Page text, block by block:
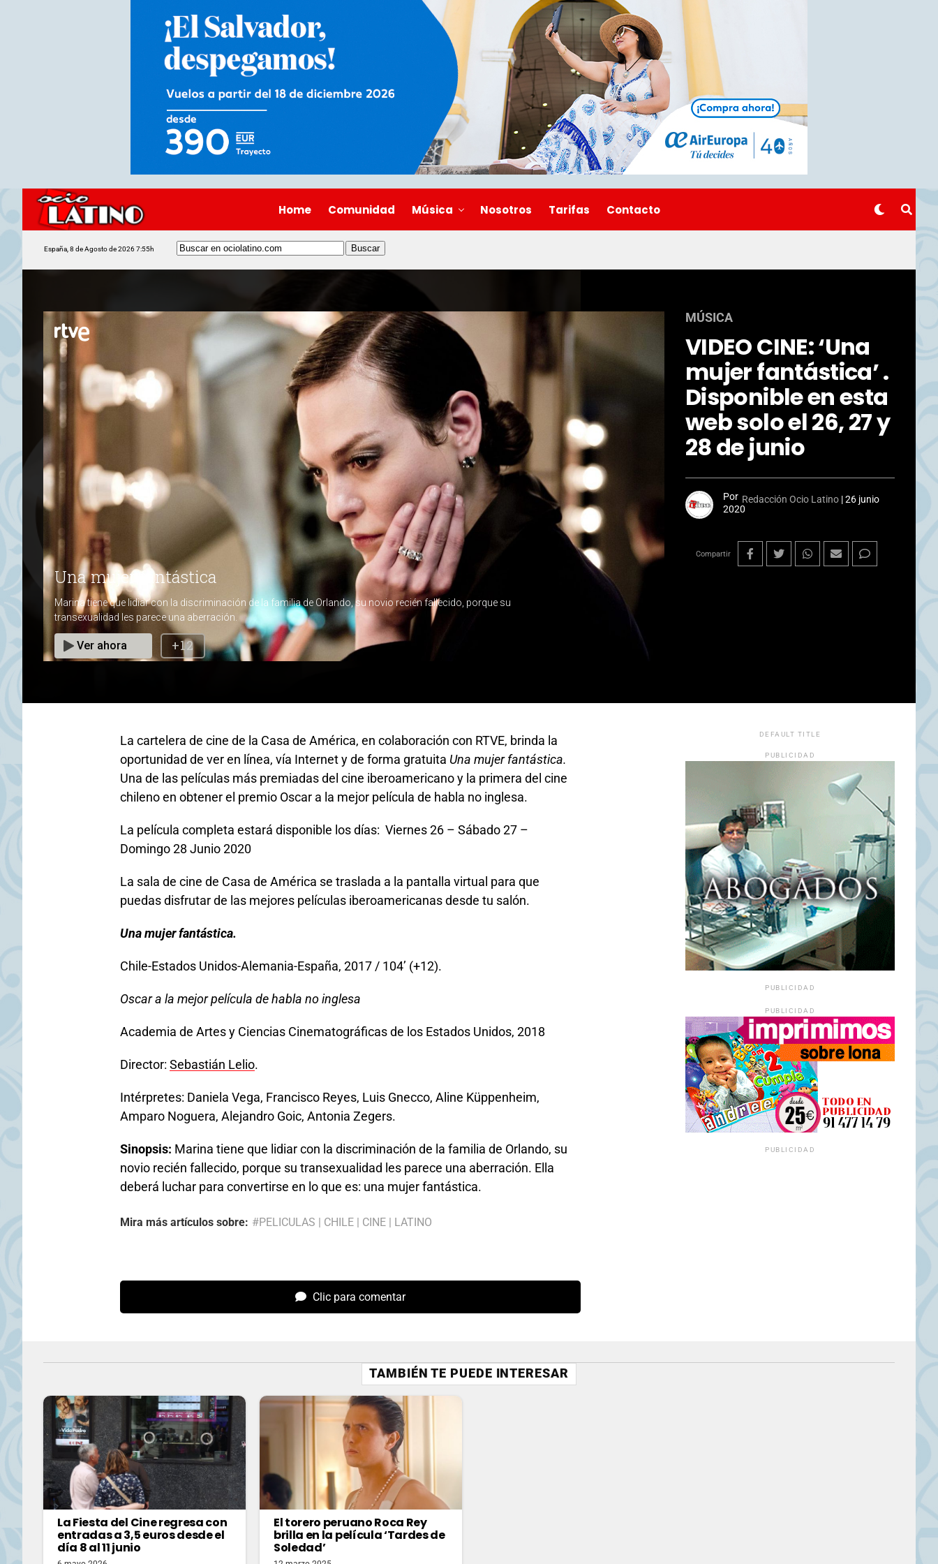
Home Comunidad Música Nosotros Tarifas Contacto
España, 8 de Agosto de 2026 7:55h
MÚSICA
VIDEO CINE: ‘Una
mujer fantástica’ .
Disponible en esta
web solo el 26, 27 y
28 de junio
Por Redacción Ocio Latino |26 junio
2020
Compartir
La cartelera de cine de la Casa de América, en colaboración con RTVE, brinda la
oportunidad de ver en línea, vía Internet y de forma gratuita Una mujer fantástica.
Una de las películas más premiadas del cine iberoamericano y la primera del cine
chileno en obtener el premio Oscar a la mejor película de habla no inglesa.
La película completa estará disponible los días: Viernes 26 – Sábado 27 –
Domingo 28 Junio 2020
La sala de cine de Casa de América se traslada a la pantalla virtual para que
puedas disfrutar de las mejores películas iberoamericanas desde tu salón.
Una mujer fantástica.
Chile-Estados Unidos-Alemania-España, 2017 / 104’ (+12).
Oscar a la mejor película de habla no inglesa
Academia de Artes y Ciencias Cinematográficas de los Estados Unidos, 2018
Director: Sebastián Lelio.
Intérpretes: Daniela Vega, Francisco Reyes, Luis Gnecco, Aline Küppenheim,
Amparo Noguera, Alejandro Goic, Antonia Zegers.
Sinopsis: Marina tiene que lidiar con la discriminación de la familia de Orlando, su
novio recién fallecido, porque su transexualidad les parece una aberración. Ella
deberá luchar para convertirse en lo que es: una mujer fantástica.
Mira más artículos sobre: #PELICULAS | CHILE | CINE | LATINO
Clic para comentar
DEFAULT TITLE
PUBLICIDAD
PUBLICIDAD
PUBLICIDAD
PUBLICIDAD
TAMBIÉN TE PUEDE INTERESAR
La Fiesta del Cine regresa con
entradas a 3,5 euros desde el
día 8 al 11 junio
El torero peruano Roca Rey
brilla en la película ‘Tardes de
Soledad’